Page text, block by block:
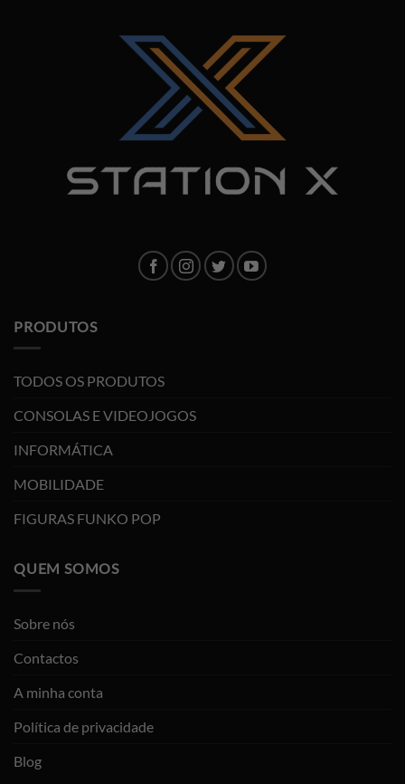
PRODUTOS
TODOS OS PRODUTOS
CONSOLAS E VIDEOJOGOS
INFORMÁTICA
MOBILIDADE
FIGURAS FUNKO POP
QUEM SOMOS
Sobre nós
Contactos
A minha conta
Política de privacidade
Blog